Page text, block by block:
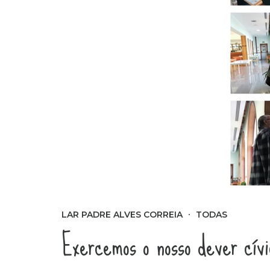
LAR PADRE ALVES CORREIA TODAS
Exercemos o nosso dever